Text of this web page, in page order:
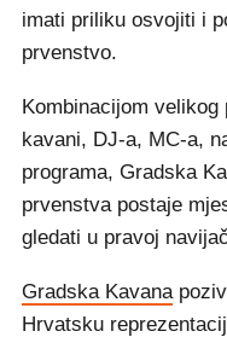
imati priliku osvojiti i
prvenstvo.
Kombinacijom
kavani, DJ-a, MC-a,
programa, Gradska
prvenstva postaje
gledati u pravoj
Gradska Kavana
Hrvatsku